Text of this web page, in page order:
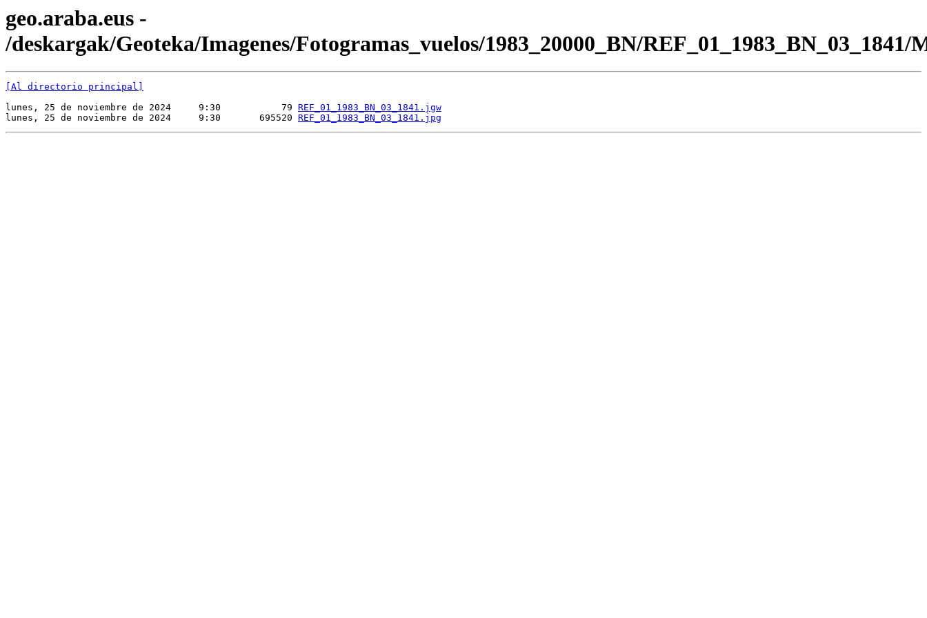
geo.araba.eus -
/deskargak/Geoteka/Imagenes/Fotogramas_vuelos/1983_20000_BN/
[Al directorio principal]
lunes, 25 de noviembre de 2024     9:30           79 REF_01_1983_BN_03_1841.jgw
lunes, 25 de noviembre de 2024     9:30       695520 REF_01_1983_BN_03_1841.jpg